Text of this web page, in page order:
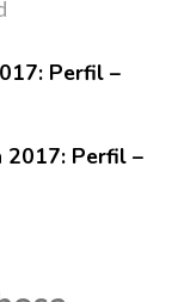
Perfil –
2017: Perfil –